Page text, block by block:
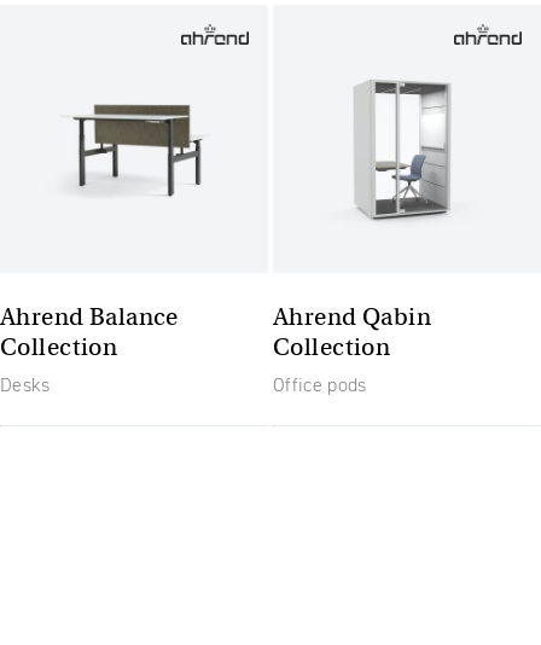
Ahrend Balance
Collection
Desks
Ahrend Qabin
Collection
Office pods